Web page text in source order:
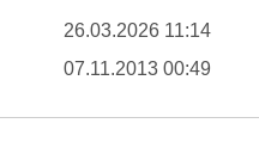
26.03.2026 11:14
07.11.2013 00:49